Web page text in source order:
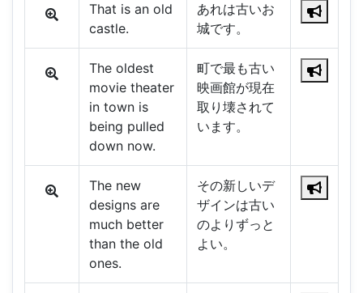
That is an old
castle.
あれは古いお
城です。
The oldest
movie theater
in town is
being pulled
down now.
町で最も古い
映画館が現在
取り壊されて
います。
The new
designs are
much better
than the old
ones.
その新しいデ
ザインは古い
のよりずっと
よい。